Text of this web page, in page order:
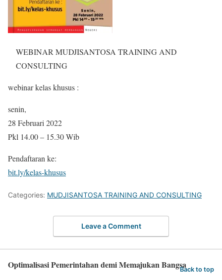
WEBINAR MUDJISANTOSA TRAINING AND
CONSULTING
webinar kelas khusus :
senin,
28 Februari 2022
Pkl 14.00 – 15.30 Wib
Pendaftaran ke:
bit.ly/kelas-khusus
Categories: MUDJISANTOSA TRAINING AND CONSULTING
Leave a Comment
Optimalisasi Pemerintahan demi Memajukan BangsaBack to top